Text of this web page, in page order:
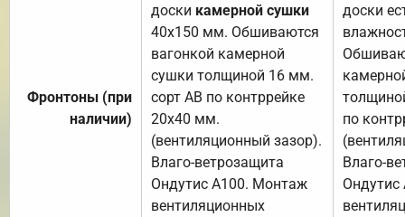
Фронтоны (при
наличии)
доски камерной сушки
40х150 мм. Обшиваются
вагонкой камерной
сушки толщиной 16 мм.
сорт АВ по контррейке
20х40 мм.
(вентиляционный зазор).
Влаго-ветрозащита
Ондутис А100. Монтаж
вентиляционных
доски
по
Влаго-